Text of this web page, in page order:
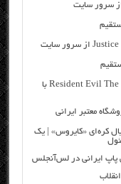
دانلود رایگان فیلم خارجی Resident Evil The Final Chapter 2017 با
کره‌ای «کایروس» | یک
پاپ ایرانی در لس‌آنجلس